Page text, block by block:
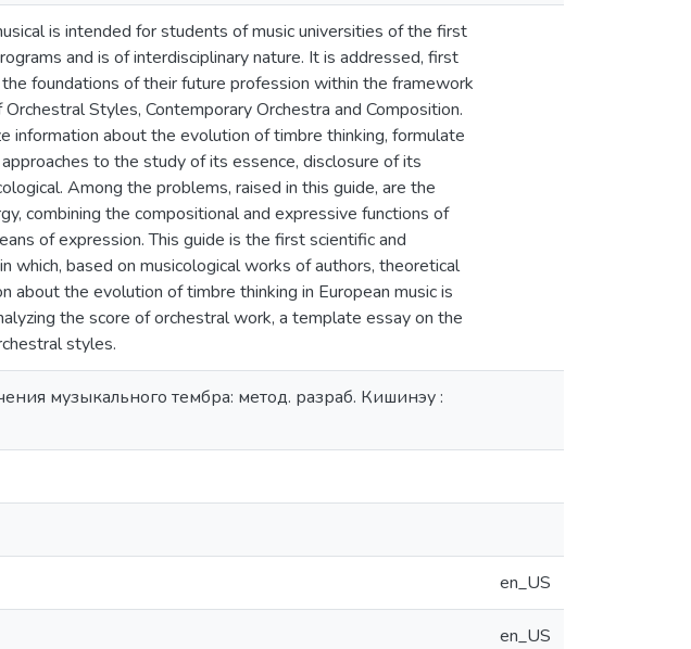
is intended for students of music universities of the first
and is of interdisciplinary nature. It is addressed, first
foundations of their future profession within the framework
Styles, Contemporary Orchestra and Composition.
about the evolution of timbre thinking, formulate
to the study of its essence, disclosure of its
Among the problems, raised in this guide, are the
combining the compositional and expressive functions of
of expression. This guide is the first scientific and
based on musicological works of authors, theoretical
the evolution of timbre thinking in European music is
the score of orchestral work, a template essay on the
styles.
музыкального тембра: метод. разраб. Кишинэу :
en_US
en_US